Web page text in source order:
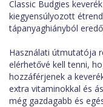
Classic Budgies
kiegyensúlyozott
tápanyaghiányból
Használati útmutatója
elérhetővé kell tenni,
hozzáférjenek a
extra vitaminokkal és
még gazdagabb és